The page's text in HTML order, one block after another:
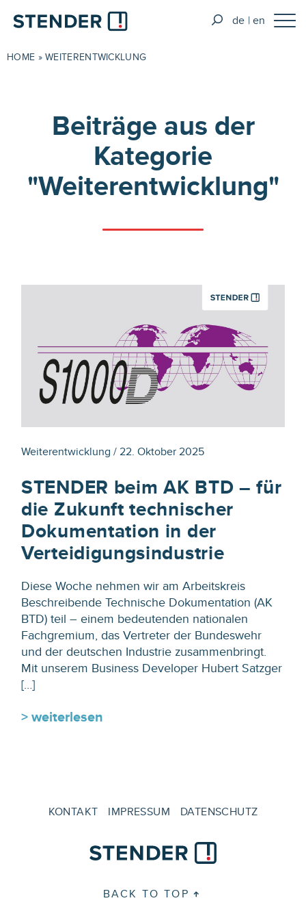
de en
HOME »WEITERENTWICKLUNG
Beiträge aus der
Kategorie
"Weiterentwicklung"
Weiterentwicklung / 22. Oktober 2025
STENDER beim AK BTD – für
die Zukunft technischer
Dokumentation in der
Verteidigungsindustrie
Diese Woche nehmen wir am Arbeitskreis
Beschreibende Technische Dokumentation (AK
BTD) teil – einem bedeutenden nationalen
Fachgremium, das Vertreter der Bundeswehr
und der deutschen Industrie zusammenbringt.
Mit unserem Business Developer Hubert Satzger
[…]
> weiterlesen
KONTAKT IMPRESSUM DATENSCHUTZ
BACK TO TOP